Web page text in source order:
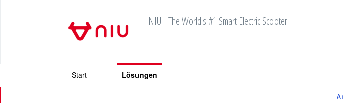
NIU - The World's #1 Smart Electric Scooter
Start Lösungen